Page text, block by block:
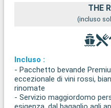
THE
(incluso
Incluso :
- Pacchetto bevande
eccezionale di vini rossi,
rinomate
- Servizio maggiordomo